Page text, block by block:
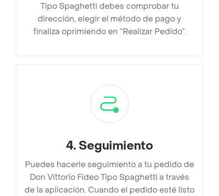
Tipo Spaghetti debes comprobar tu
dirección, elegir el método de pago y
finaliza oprimiendo en “Realizar Pedido”.
4. Seguimiento
Puedes hacerle seguimiento a tu pedido de
Don Vittorio Fideo Tipo Spaghetti a través
de la aplicación. Cuando el pedido esté listo